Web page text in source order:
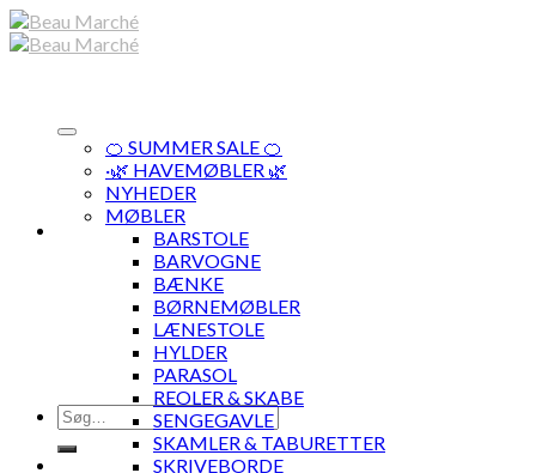
Skip
to
Søg
efter:
🍊 SUMMER SALE 🍊
·🌿 HAVEMØBLER 🌿
NYHEDER
MØBLER
BARSTOLE
BARVOGNE
BÆNKE
BØRNEMØBLER
LÆNESTOLE
HYLDER
PARASOL
REOLER & SKABE
SENGEGAVLE
SKAMLER & TABURETTER
SKRIVEBORDE